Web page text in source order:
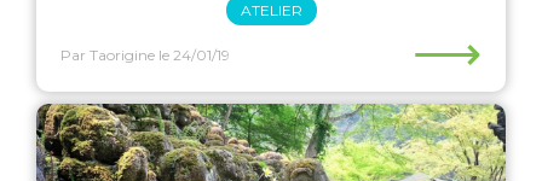
ATELIER
Par Taorigine le 24/01/19 ⟶